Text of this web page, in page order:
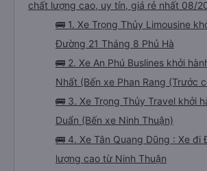
chất lượng cao, uy tín, giá rẻ nhất 08/
🚌 1. Xe Trọng Thủy Limousine
Đường 21 Tháng 8 Phủ Hà
🚌 2. Xe An Phú Buslines khởi
Nhất (Bến xe Phan Rang (Trước
🚌 3. Xe Trọng Thủy Travel khởi
Duẩn (Bến xe Ninh Thuận)
🚌 4. Xe Tân Quang Dũng : Xe đi
lượng cao từ Ninh Thuận